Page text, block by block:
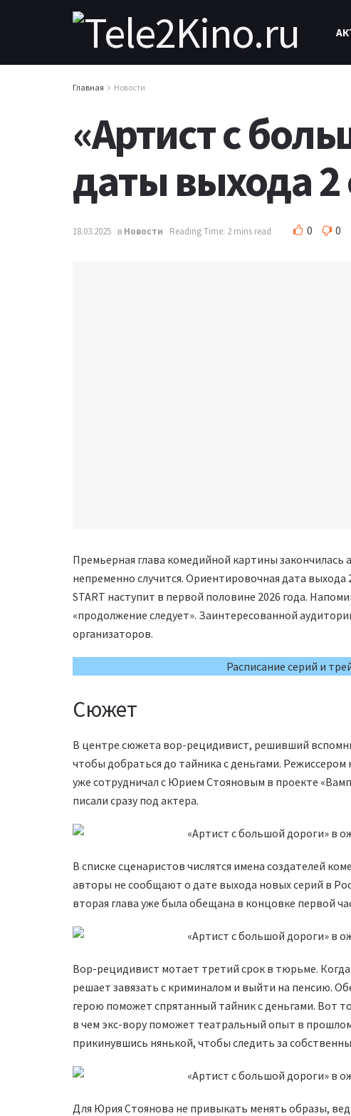
Главная Новости
«Артист с
даты выхода 2
18.03.2025 в Новости Reading Time: 2 mins read 0 0
Премьерная глава комедийной картины
непременно случится. Ориентировочная дата
START наступит в первой половине 2026 года.
«продолжение следует». Заинтересованной
организаторов.
Расписание серий и
Сюжет
В центре сюжета вор-рецидивист, решивший
чтобы добраться до тайника с деньгами.
уже сотрудничал с Юрием Стояновым в проекте
писали сразу под актера.
В списке сценаристов числятся имена создателей
авторы не сообщают о дате выхода новых серий в
вторая глава уже была обещана в концовке первой
Вор-рецидивист мотает третий срок в тюрьме.
решает завязать с криминалом и выйти на пенсию.
герою поможет спрятанный тайник с деньгами. Вот
в чем экс-вору поможет театральный опыт в
прикинувшись нянькой, чтобы следить за
Для Юрия Стоянова не привыкать менять образы,